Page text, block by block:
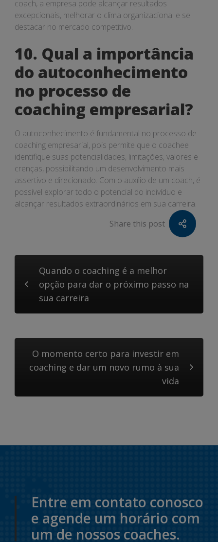
coach, a empresa pode alcançar resultados
excepcionais, melhorar o clima organizacional e se
destacar no mercado competitivo.
10. Qual a importância
do autoconhecimento
no processo de
coaching empresarial?
O autoconhecimento é fundamental no processo de
coaching empresarial, pois permite que o coachee
identifique suas potencialidades, limitações, valores e
crenças, possibilitando um desenvolvimento mais
assertivo e direcionado. Com o auxílio de um coach, é
possível explorar todo o potencial do indivíduo e
alcançar resultados extraordinários em sua carreira.
Share this post
Quando o coaching é a melhor
opção para dar o próximo passo na
sua carreira
O momento certo para investir em
coaching e dar um novo rumo à sua
vida
Entre em contato conosco
e agende um horário com
um de nossos coaches.